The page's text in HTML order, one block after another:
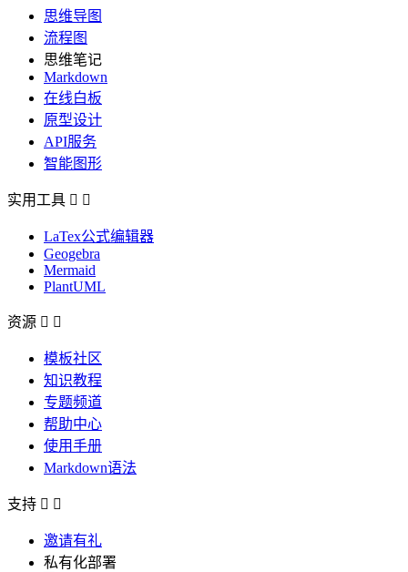
思维导图
流程图
思维笔记
Markdown
在线白板
原型设计
API服务
智能图形
实用工具  
LaTex公式编辑器
Geogebra
Mermaid
PlantUML
资源  
模板社区
知识教程
专题频道
帮助中心
使用手册
Markdown语法
支持  
邀请有礼
私有化部署